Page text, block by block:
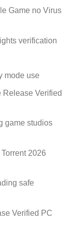
Game no Virus
verification
mode use
Verified
game studios
2026
safe
Verified PC